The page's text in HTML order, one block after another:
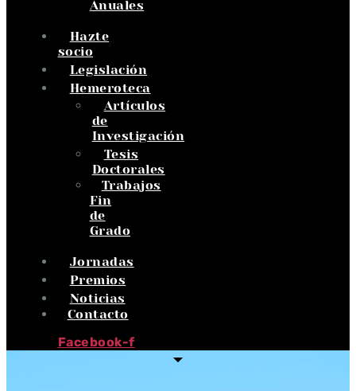
Anuales
Hazte
socio
Legislación
Hemeroteca
Artículos
de
Investigación
Tesis
Doctorales
Trabajos
Fin
de
Grado
Jornadas
Premios
Noticias
Contacto
Facebook-f